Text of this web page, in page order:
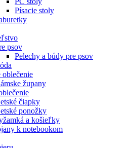
Písacie stoly
psov
Pelechy a búdy pre psov
oblečenie
župany
čiapky
ponožky
a košieľky
k notebookom